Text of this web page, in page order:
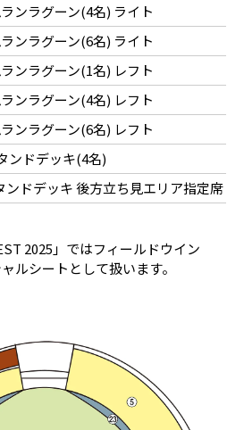
ンラグーン(4名) ライト
ンラグーン(6名) ライト
ンラグーン(1名) レフト
ンラグーン(4名) レフト
ンラグーン(6名) レフト
ンドデッキ(4名)
ドデッキ 後方立ち見エリア指定席
2025」ではフィールドウイン
ルシートとして扱います。